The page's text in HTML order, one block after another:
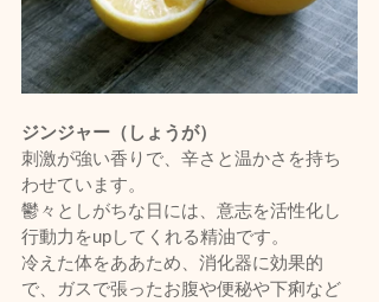
ジンジャー（しょうが）
刺激が強い香りで、辛さと温かさを持ち
わせています。
鬱々としがちな日には、意志を活性化し
行動力をupしてくれる精油です。
冷えた体をああため、消化器に効果的
で、ガスで張ったお腹や便秘や下痢など